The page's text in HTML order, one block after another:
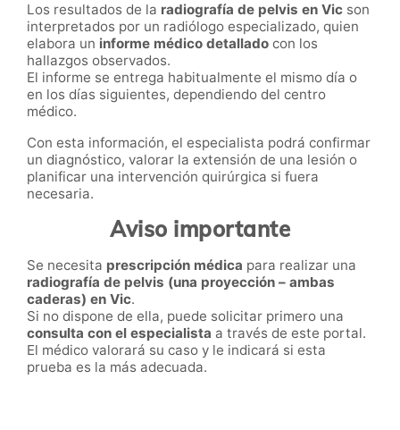
Los resultados de la radiografía de pelvis en Vic son
interpretados por un radiólogo especializado, quien
elabora un informe médico detallado con los
hallazgos observados.
El informe se entrega habitualmente el mismo día o
en los días siguientes, dependiendo del centro
médico.
Con esta información, el especialista podrá confirmar
un diagnóstico, valorar la extensión de una lesión o
planificar una intervención quirúrgica si fuera
necesaria.
Aviso importante
Se necesita prescripción médica para realizar una
radiografía de pelvis (una proyección – ambas
caderas) en Vic.
Si no dispone de ella, puede solicitar primero una
consulta con el especialista a través de este portal.
El médico valorará su caso y le indicará si esta
prueba es la más adecuada.